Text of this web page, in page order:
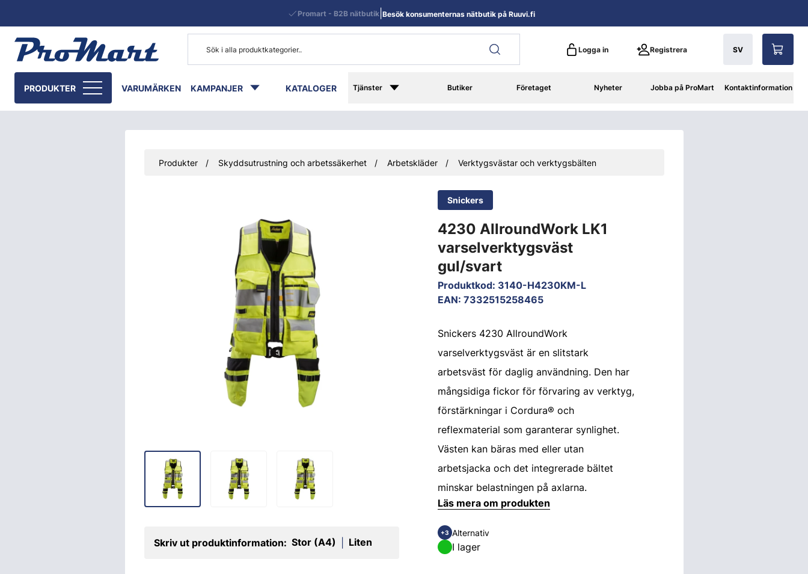
Logga in Registrera SV
PRODUKTER VARUMÄRKEN KAMPANJER KATALOGER Tjänster Butiker Företaget Nyheter Jobba på ProMart Kontaktinformation
Promart - B2B nätbutik Besök konsumenternas nätbutik på Ruuvi.fi
Produkter Skyddsutrustning och arbetssäkerhet Arbetskläder Verktygsvästar och verktygsbälten
Snickers
4230 AllroundWork LK1
varselverktygsväst
gul/svart
Produktkod: 3140-H4230KM-L
EAN: 7332515258465
Skriv ut produktinformation: Stor (A4) Liten
Snickers 4230 AllroundWork
varselverktygsväst är en slitstark
arbetsväst för daglig användning. Den har
mångsidiga fickor för förvaring av verktyg,
förstärkningar i Cordura® och
reflexmaterial som garanterar synlighet.
Västen kan bäras med eller utan
arbetsjacka och det integrerade bältet
minskar belastningen på axlarna.
Läs mera om produkten
+3 Alternativ
I lager